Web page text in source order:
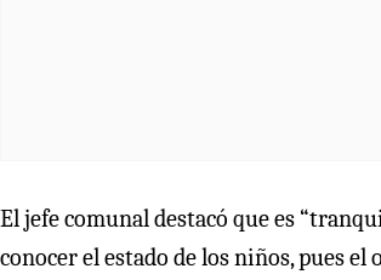
El jefe comunal destacó que es
conocer el estado de los niños, pues el